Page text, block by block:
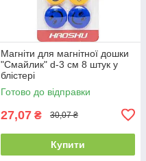
Магніти для магнітної дошки
"Смайлик" d-3 см 8 штук у
блістері
Готово до відправки
27,07 ₴ 30,07 ₴
Купити